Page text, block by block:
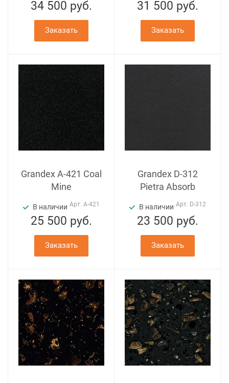
34 500 руб.
Заказать
31 500 руб.
Заказать
Grandex A-421 Coal
Mine
В наличии Арт. A-421
25 500 руб.
Заказать
Grandex D-312
Pietra Absorb
В наличии Арт. D-312
23 500 руб.
Заказать